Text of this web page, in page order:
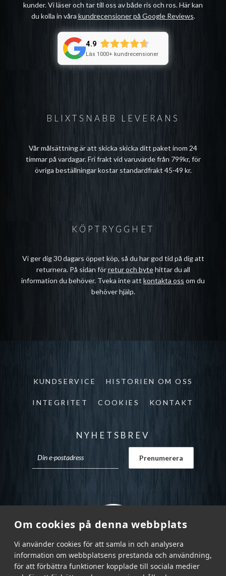
Om cookies på denna webbplats
Vi använder cookies för att samla in och analysera
information om webbplatsens prestanda och användning,
för att förbättra funktioner kopplade till sociala medier
BLIXTSNABB LEVERANS
Vår målsättning är att skicka skicka ditt paket inom 24
timmar på vardagar. Fri frakt vid varuvärde från 799kr, för
övriga beställningar kostar standardfrakt 45-49 kr.
kunder. Vi läser och tar till oss av både ris och ros. Här kan
du kolla in våra kundrecensioner på Google Reviews.
4.9
Läs 1000+ kundrecensioner
KÖPTRYGGHET
Vi ger dig 30 dagars öppet köp, så du har god tid på dig att
returnera. På sidan förretur och bytehittar du all
information du behöver. Tveka inte att kontakta oss om du
behöver hjälp.
KUNDSERVICE HISTORIEN OM OSS
INTEGRITET COOKIES KONTAKT
NYHETSBREV